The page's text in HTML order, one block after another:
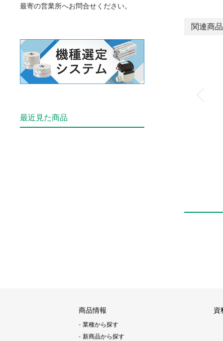
関連商品
最寄の営業所へお問合せください。
最近見た商品
商品情報
業種から探す
新商品から探す
資